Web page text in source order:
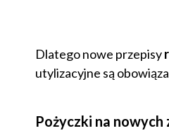
Dlatego nowe przepisy
utylizacyjne są
Pożyczki na nowych